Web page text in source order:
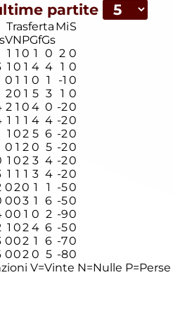
partite
Trasferta MiS
VNPGfGs
1 1 0 1 0 2 0
1 0 1 4 4 1 0
0 1 1 0 1 -1 0
20 1 5 3 1 0
2 1 0 4 0 -20
1 1 1 4 4 -20
1 02 5 6 -20
0 1 2 0 5 -20
1 02 3 4 -20
1 1 1 3 4 -20
020 1 1 -50
003 1 6 -50
00 1 0 2 -90
1 02 4 6 -50
002 1 6 -70
002 0 5 -80
V=Vinte N=Nulle P=Perse